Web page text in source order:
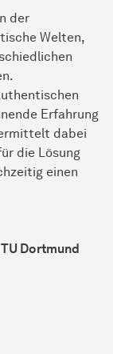
der
Welten,
Erfahrung
dabei
die Lösung
einen
Dortmund